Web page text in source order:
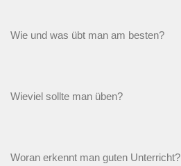
Wie und was übt man am besten?
Wieviel sollte man üben?
Woran erkennt man guten Unterricht?